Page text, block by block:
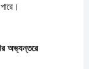
অভ্যন্তরে